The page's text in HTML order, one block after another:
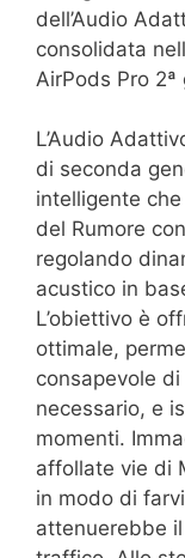
dell’Audio
consolidata
AirPods Pro
L’Audio
di seconda
intelligente
del Rumore
regolando
acustico in
L’obiettivo è
ottimale,
consapevole
necessario, e
momenti.
affollate vie di
in modo di
attenuerebbe